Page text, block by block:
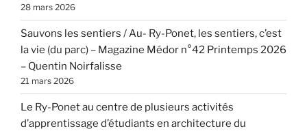
28 mars 2026
Sauvons les sentiers / Au- Ry-Ponet, les sentiers, c’est
la vie (du parc) – Magazine Médor n°42 Printemps 2026
– Quentin Noirfalisse
21 mars 2026
Le Ry-Ponet au centre de plusieurs activités
d’apprentissage d’étudiants en architecture du